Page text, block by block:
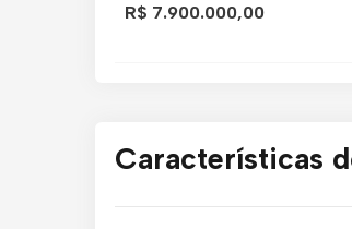
R$ 7.900.000,00
Características